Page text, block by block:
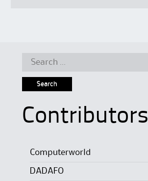
Search
Contributors
Computerworld
DADAFO